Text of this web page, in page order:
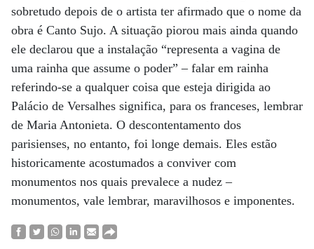
sobretudo depois de o artista ter afirmado que o nome da
obra é Canto Sujo. A situação piorou mais ainda quando
ele declarou que a instalação “representa a vagina de
uma rainha que assume o poder” – falar em rainha
referindo-se a qualquer coisa que esteja dirigida ao
Palácio de Versalhes significa, para os franceses, lembrar
de Maria Antonieta. O descontentamento dos
parisienses, no entanto, foi longe demais. Eles estão
historicamente acostumados a conviver com
monumentos nos quais prevalece a nudez –
monumentos, vale lembrar, maravilhosos e imponentes.